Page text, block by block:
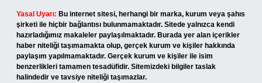
Yasal Uyarı: Bu internet sitesi, herhangi bir marka, kurum veya şahıs
şirketi ile hiçbir bağlantısı bulunmamaktadır. Sitede yalnızca kendi
hazırladığımız makaleler paylaşılmaktadır. Burada yer alan içerikler
haber niteliği taşımamakta olup, gerçek kurum ve kişiler hakkında
paylaşım yapılmamaktadır. Gerçek kurum ve kişiler ile isim
benzerlikleri tamamen tesadüfidir. Sitemizdeki bilgiler taslak
halindedir ve tavsiye niteliği taşımazlar.